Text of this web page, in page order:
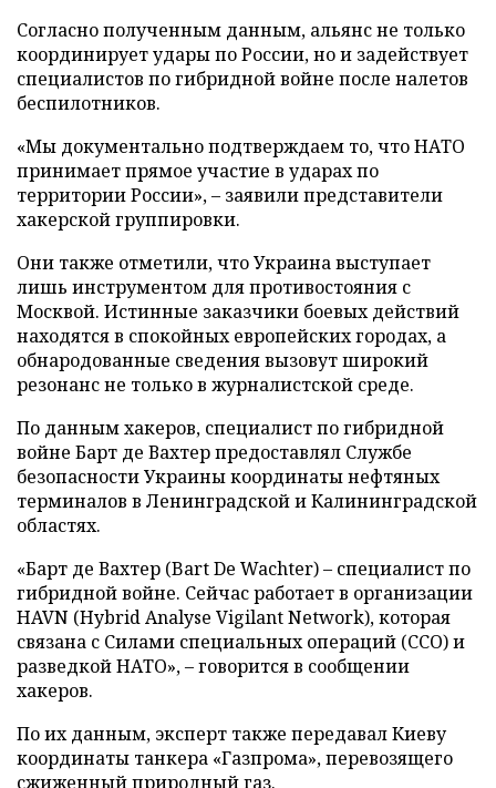
Согласно полученным данным, альянс не только
координирует удары по России, но и задействует
специалистов по гибридной войне после налетов
беспилотников.
«Мы документально подтверждаем то, что НАТО
принимает прямое участие в ударах по
территории России», – заявили представители
хакерской группировки.
Они также отметили, что Украина выступает
лишь инструментом для противостояния с
Москвой. Истинные заказчики боевых действий
находятся в спокойных европейских городах, а
обнародованные сведения вызовут широкий
резонанс не только в журналистской среде.
По данным хакеров, специалист по гибридной
войне Барт де Вахтер предоставлял Службе
безопасности Украины координаты нефтяных
терминалов в Ленинградской и Калининградской
областях.
«Барт де Вахтер (Bart De Wachter) – специалист по
гибридной войне. Сейчас работает в организации
HAVN (Hybrid Analyse Vigilant Network), которая
связана с Силами специальных операций (ССО) и
разведкой НАТО», – говорится в сообщении
хакеров.
По их данным, эксперт также передавал Киеву
координаты танкера «Газпрома», перевозящего
сжиженный природный газ.